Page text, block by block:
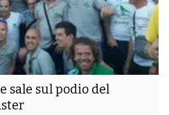
sale sul podio del